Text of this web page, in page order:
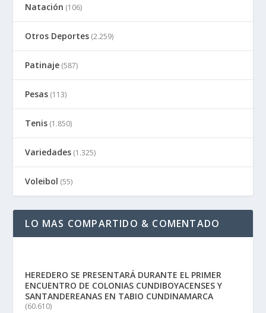
Natación (106)
Otros Deportes (2.259)
Patinaje (587)
Pesas (113)
Tenis (1.850)
Variedades (1.325)
Voleibol (55)
LO MAS COMPARTIDO & COMENTADO
HEREDERO SE PRESENTARÁ DURANTE EL PRIMER
ENCUENTRO DE COLONIAS CUNDIBOYACENSES Y
SANTANDEREANAS EN TABIO CUNDINAMARCA
(60.610)